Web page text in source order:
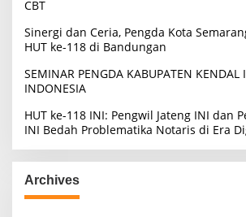
CBT
Sinergi dan Ceria, Pengda Kota
HUT ke-118 di Bandungan
SEMINAR PENGDA KABUPATEN KENDAL
INDONESIA
HUT ke-118 INI: Pengwil Jateng INI dan
INI Bedah Problematika Notaris di Era
Archives